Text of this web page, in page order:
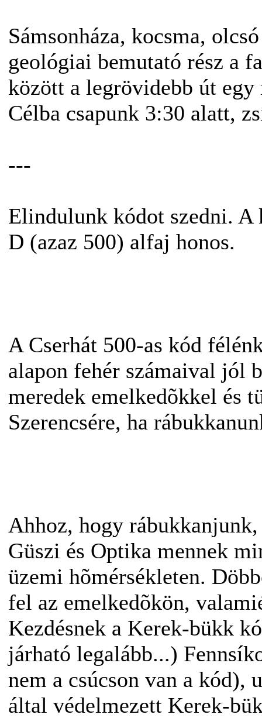
Sámsonháza, kocsma,
geológiai bemutató rész a
között a legrövidebb út egy
Célba csapunk 3:30 alatt,
---
Elindulunk kódot szedni. A
D (azaz 500) alfaj honos.
A Cserhát 500-as kód
alapon fehér számaival jól
meredek emelkedõkkel és
Szerencsére, ha
Ahhoz, hogy
Güszi és Optika mennek
üzemi hõmérsékleten.
fel az emelkedõkön,
Kezdésnek a Kerek-bükk
járható legalább...)
nem a csúcson van a kód),
által védelmezett Kerek-